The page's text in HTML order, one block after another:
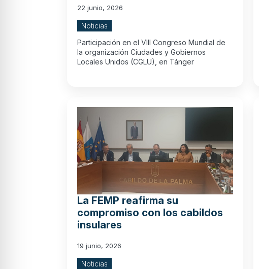
22 junio, 2026
Noticias
Participación en el VIII Congreso Mundial de
la organización Ciudades y Gobiernos
Locales Unidos (CGLU), en Tánger
La FEMP reafirma su
compromiso con los cabildos
insulares
19 junio, 2026
Noticias